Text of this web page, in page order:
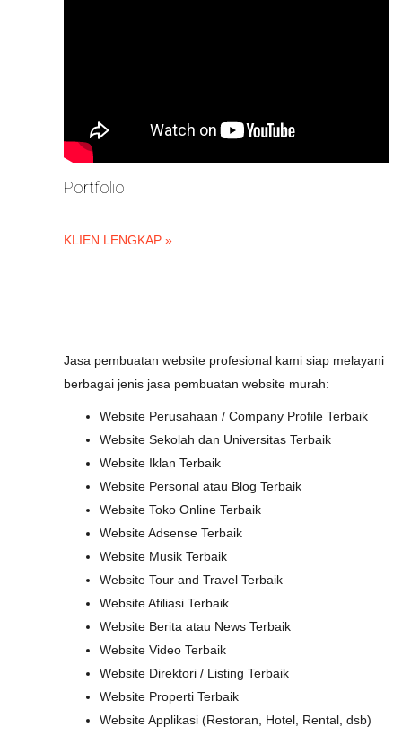
Portfolio
KLIEN LENGKAP »
Jasa pembuatan website profesional kami siap melayani
berbagai jenis jasa pembuatan website murah:
Website Perusahaan / Company Profile Terbaik
Website Sekolah dan Universitas Terbaik
Website Iklan Terbaik
Website Personal atau Blog Terbaik
Website Toko Online Terbaik
Website Adsense Terbaik
Website Musik Terbaik
Website Tour and Travel Terbaik
Website Afiliasi Terbaik
Website Berita atau News Terbaik
Website Video Terbaik
Website Direktori / Listing Terbaik
Website Properti Terbaik
Website Applikasi (Restoran, Hotel, Rental, dsb)